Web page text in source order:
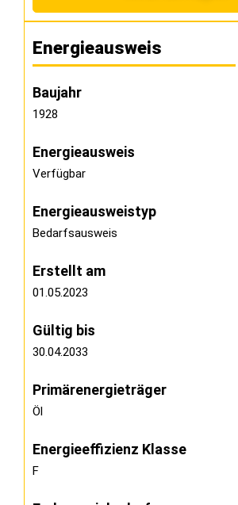
Energieausweis
Baujahr
1928
Energieausweis
Verfügbar
Energie­ausweistyp
Bedarfsausweis
Erstellt am
01.05.2023
Gültig bis
30.04.2033
Primärenergieträger
Öl
Energieeffizienz Klasse
F